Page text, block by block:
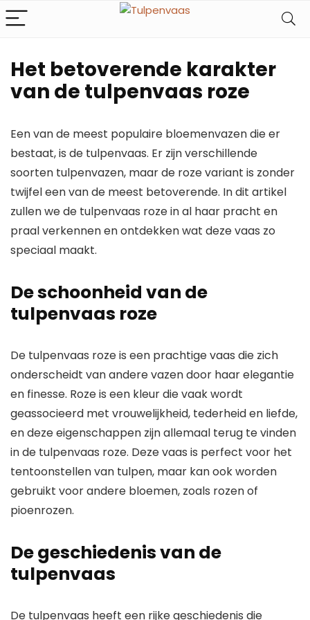
Het betoverende karakter
van de tulpenvaas roze
Een van de meest populaire bloemenvazen die er
bestaat, is de tulpenvaas. Er zijn verschillende
soorten tulpenvazen, maar de roze variant is zonder
twijfel een van de meest betoverende. In dit artikel
zullen we de tulpenvaas roze in al haar pracht en
praal verkennen en ontdekken wat deze vaas zo
speciaal maakt.
De schoonheid van de
tulpenvaas roze
De tulpenvaas roze is een prachtige vaas die zich
onderscheidt van andere vazen door haar elegantie
en finesse. Roze is een kleur die vaak wordt
geassocieerd met vrouwelijkheid, tederheid en liefde,
en deze eigenschappen zijn allemaal terug te vinden
in de tulpenvaas roze. Deze vaas is perfect voor het
tentoonstellen van tulpen, maar kan ook worden
gebruikt voor andere bloemen, zoals rozen of
pioenrozen.
De geschiedenis van de
tulpenvaas
De tulpenvaas heeft een rijke geschiedenis die